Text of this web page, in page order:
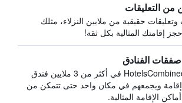
من التعليقات
وتعليقات حقيقية من ملايين النزلاء، مثلك
إقامتك المثالية بكل ثقة!
الفنادق
يبحث HotelsCombined في أكثر من 3 ملايين فندق
ويجمعهم في مكان واحد حتى تتمكن من
الإقامة المثالية.